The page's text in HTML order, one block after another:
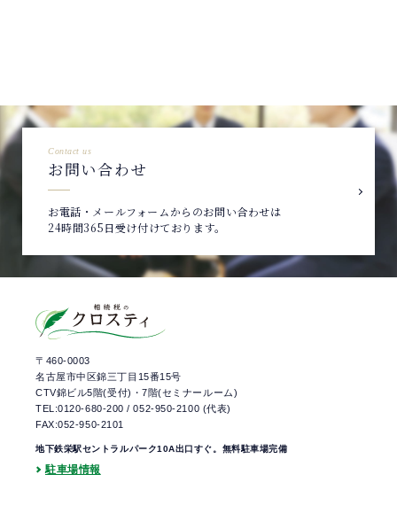
Contact us
お問い合わせ
お電話・メールフォームからのお問い合わせは
24時間365日受け付けております。
〒460-0003
名古屋市中区錦三丁目15番15号
CTV錦ビル5階(受付)・7階(セミナールーム)
TEL:0120-680-200 /052-950-2100 (代表)
FAX:052-950-2101
地下鉄栄駅セントラルパーク10A出口すぐ。無料駐車場完備
駐車場情報